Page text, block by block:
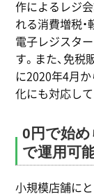
作によるレジ
れる消費増税・
電子レジスタ
す。また、免税
に2020年4月
化にも対応して
0円で始
で運用可
小規模店舗に